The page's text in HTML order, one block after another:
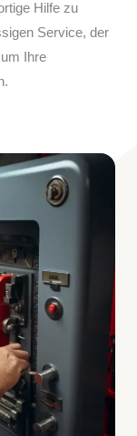
Hilfe zu
Service, der
Ihre